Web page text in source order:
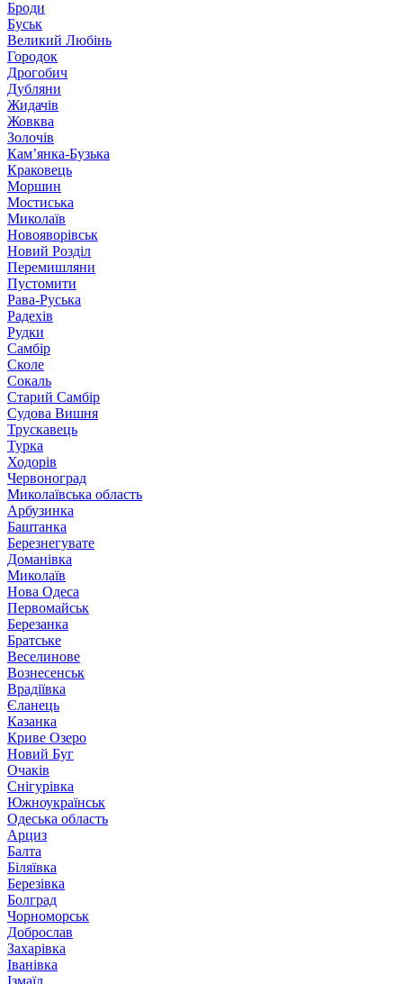
Броди
Буськ
Великий Любінь
Городок
Дрогобич
Дубляни
Жидачів
Жовква
Золочів
Кам’янка-Бузька
Краковець
Моршин
Мостиська
Миколаїв
Новояворівськ
Новий Розділ
Перемишляни
Пустомити
Рава-Руська
Радехів
Рудки
Самбір
Сколе
Сокаль
Старий Самбір
Судова Вишня
Трускавець
Турка
Ходорів
Червоноград
Миколаївська область
Арбузинка
Баштанка
Березнегувате
Доманівка
Миколаїв
Нова Одеса
Первомайськ
Березанка
Братське
Веселинове
Вознесенськ
Врадіївка
Єланець
Казанка
Криве Озеро
Новий Буг
Очаків
Снігурівка
Южноукраїнськ
Одеська область
Арциз
Балта
Біляївка
Березівка
Болград
Чорноморськ
Доброслав
Захарівка
Іванівка
Ізмаїл